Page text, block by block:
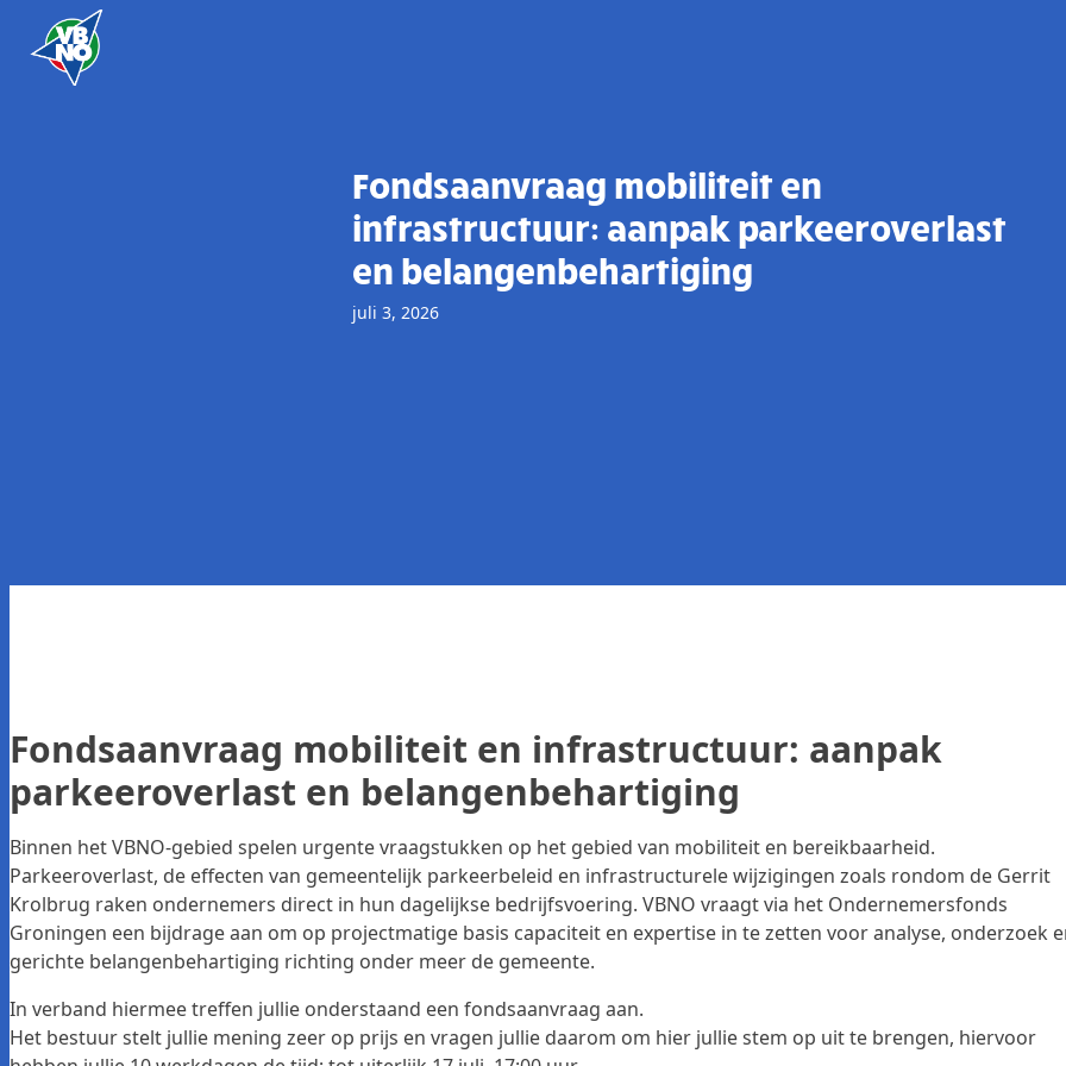
Skip to content
Fondsaanvraag mobiliteit en
infrastructuur: aanpak parkeeroverlast
en belangenbehartiging
juli 3, 2026
Fondsaanvraag mobiliteit en infrastructuur: aanpak
parkeeroverlast en belangenbehartiging
Binnen het VBNO-gebied spelen urgente vraagstukken op het gebied van mobiliteit en bereikbaarheid.
Parkeeroverlast, de effecten van gemeentelijk parkeerbeleid en infrastructurele wijzigingen zoals rondom de Gerrit
Krolbrug raken ondernemers direct in hun dagelijkse bedrijfsvoering. VBNO vraagt via het Ondernemersfonds
Groningen een bijdrage aan om op projectmatige basis capaciteit en expertise in te zetten voor analyse, onderzoek
gerichte belangenbehartiging richting onder meer de gemeente.
In verband hiermee treffen jullie onderstaand een fondsaanvraag aan.
Het bestuur stelt jullie mening zeer op prijs en vragen jullie daarom om hier jullie stem op uit te brengen, hiervoor